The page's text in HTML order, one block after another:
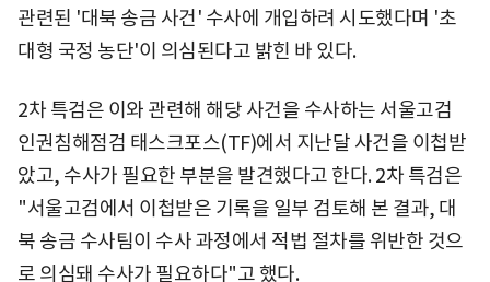
관련된 '대북 송금 사건' 수사에 개입하려 시도했다며 '초
대형 국정 농단'이 의심된다고 밝힌 바 있다.
2차 특검은 이와 관련해 해당 사건을 수사하는 서울고검
인권침해점검 태스크포스(TF)에서 지난달 사건을 이첩받
았고, 수사가 필요한 부분을 발견했다고 한다. 2차 특검은
"서울고검에서 이첩받은 기록을 일부 검토해 본 결과, 대
북 송금 수사팀이 수사 과정에서 적법 절차를 위반한 것으
로 의심돼 수사가 필요하다"고 했다.